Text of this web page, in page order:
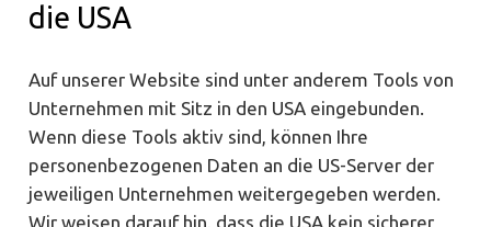
die USA
Auf unserer Website sind unter anderem Tools von
Unternehmen mit Sitz in den USA eingebunden.
Wenn diese Tools aktiv sind, können Ihre
personenbezogenen Daten an die US-Server der
jeweiligen Unternehmen weitergegeben werden.
Wir weisen darauf hin, dass die USA kein sicherer